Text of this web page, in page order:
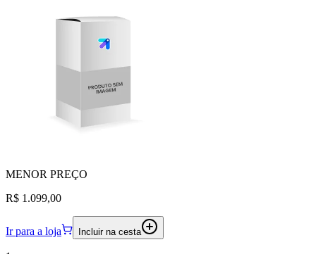
MENOR PREÇO
R$ 1.099,00
Ir para a loja Incluir na cesta